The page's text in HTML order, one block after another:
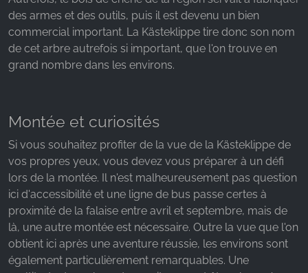
des armes et des outils, puis il est devenu un bien
commercial important. La Kästeklippe tire donc son nom
de cet arbre autrefois si important, que l'on trouve en
grand nombre dans les environs.
Montée et curiosités
Si vous souhaitez profiter de la vue de la Kästeklippe de
vos propres yeux, vous devez vous préparer à un défi
lors de la montée. Il n'est malheureusement pas question
ici d'accessibilité et une ligne de bus passe certes à
proximité de la falaise entre avril et septembre, mais de
là, une autre montée est nécessaire. Outre la vue que l'on
obtient ici après une aventure réussie, les environs sont
également particulièrement remarquables. Une